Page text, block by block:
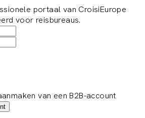
portaal van CroisiEurope
voor reisbureaus.
van een B2B-account